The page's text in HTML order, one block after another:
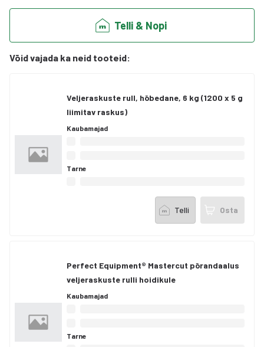
Telli & Nopi
Võid vajada ka neid tooteid:
Veljeraskuste rull, hõbedane, 6 kg (1200 x 5 g
liimitav raskus)
Kaubamajad
Tarne
Telli Osta
Perfect Equipment® Mastercut põrandaalus
veljeraskuste rulli hoidikule
Kaubamajad
Tarne